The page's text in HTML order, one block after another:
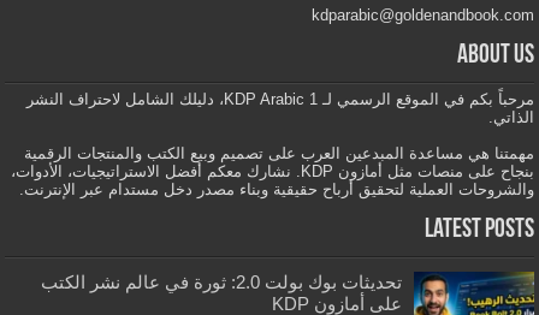
kdparabic@goldenandbook.com
About us
مرحباً بكم في الموقع الرسمي لـ KDP Arabic 1، دليلك الشامل لاحتراف النشر
الذاتي.
مهمتنا هي مساعدة المبدعين العرب على تصميم وبيع الكتب والمنتجات الرقمية
بنجاح على منصات مثل أمازون KDP. نشارك معكم أفضل الاستراتيجيات، الأدوات،
والشروحات العملية لتحقيق أرباح حقيقية وبناء مصدر دخل مستدام عبر الإنترنت.
Latest Posts
تحديثات بوك بولت 2.0: ثورة في عالم نشر الكتب
على أمازون KDP